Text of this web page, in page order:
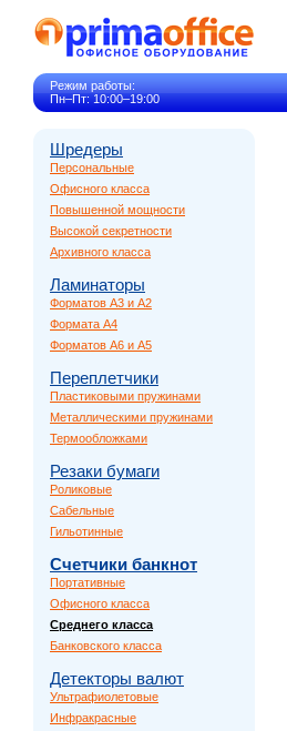
Режим работы:
Пн–Пт: 10:00–19:00
Шредеры
Персональные
Офисного класса
Повышенной мощности
Высокой секретности
Архивного класса
Ламинаторы
Форматов A3 и A2
Формата A4
Форматов A6 и A5
Переплетчики
Пластиковыми пружинами
Металлическими пружинами
Термообложками
Резаки бумаги
Роликовые
Сабельные
Гильотинные
Счетчики банкнот
Портативные
Офисного класса
Среднего класса
Банковского класса
Детекторы валют
Ультрафиолетовые
Инфракрасные